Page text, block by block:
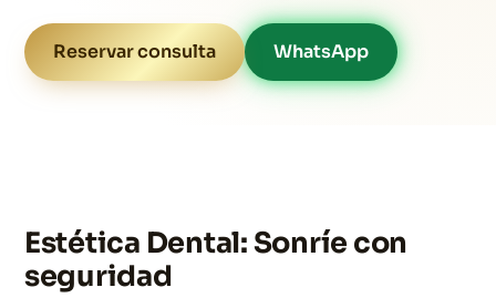
Reservar consulta WhatsApp
Estética Dental: Sonríe con
seguridad